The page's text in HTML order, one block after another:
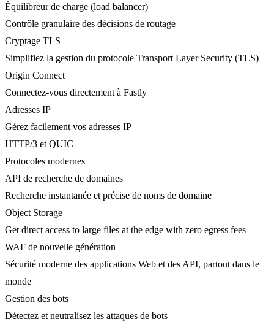
Équilibreur de charge (load balancer)
Contrôle granulaire des décisions de routage
Cryptage TLS
Simplifiez la gestion du protocole Transport Layer Security (TLS)
Origin Connect
Connectez-vous directement à Fastly
Adresses IP
Gérez facilement vos adresses IP
HTTP/3 et QUIC
Protocoles modernes
API de recherche de domaines
Recherche instantanée et précise de noms de domaine
Object Storage
Get direct access to large files at the edge with zero egress fees
WAF de nouvelle génération
Sécurité moderne des applications Web et des API, partout dans le
monde
Gestion des bots
Détectez et neutralisez les attaques de bots